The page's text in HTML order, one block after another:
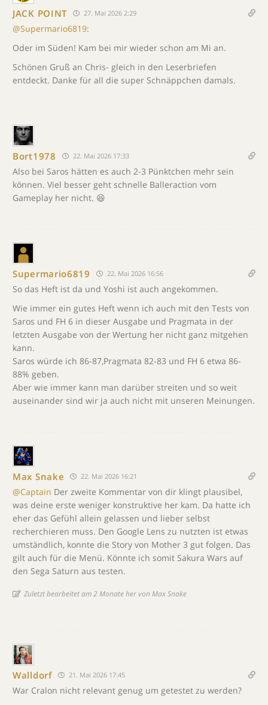
JACK POINT 27. Mai 2026 2:29
@Supermario6819:
Oder im Süden! Kam bei mir wieder schon am Mi an.
Schönen Gruß an Chris- gleich in den Leserbriefen
entdeckt. Danke für all die super Schnäppchen damals.
Bort1978 22. Mai 2026 17:33
Also bei Saros hätten es auch 2-3 Pünktchen mehr sein
können. Viel besser geht schnelle Balleraction vom
Gameplay her nicht. 😆
Supermario6819 22. Mai 2026 16:56
So das Heft ist da und Yoshi ist auch angekommen.
Wie immer ein gutes Heft wenn ich auch mit den Tests von
Saros und FH 6 in dieser Ausgabe und Pragmata in der
letzten Ausgabe von der Wertung her nicht ganz mitgehen
kann.
Saros würde ich 86-87,Pragmata 82-83 und FH 6 etwa 86-
88% geben.
Aber wie immer kann man darüber streiten und so weit
auseinander sind wir ja auch nicht mit unseren Meinungen.
Max Snake 22. Mai 2026 16:21
@Captain Der zweite Kommentar von dir klingt plausibel,
was deine erste weniger konstruktive her kam. Da hatte ich
eher das Gefühl allein gelassen und lieber selbst
recherchieren muss. Den Google Lens zu nutzten ist etwas
umständlich, konnte die Story von Mother 3 gut folgen. Das
gilt auch für die Menü. Könnte ich somit Sakura Wars auf
den Sega Saturn aus testen.
Zuletzt bearbeitet am 2 Monate her von Max Snake
Walldorf 21. Mai 2026 17:45
War Cralon nicht relevant genug um getestet zu werden?